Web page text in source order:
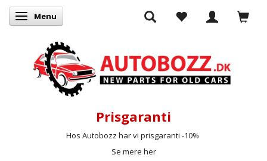
Skifte navigation
Menu
Prisgaranti
Hos Autobozz har vi prisgaranti -10%
Se mere her